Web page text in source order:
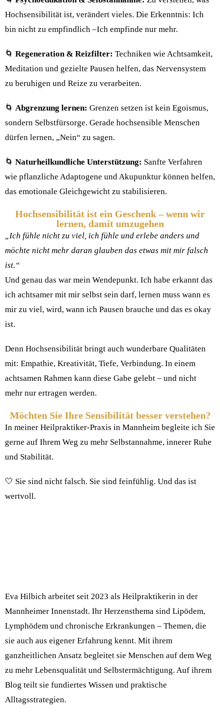
Hochsensibilität ist, verändert vieles. Die Erkenntnis: Ich
bin nicht zu empfindlich –Ich empfinde nur mehr.
🌀 Regeneration & Reizfilter: Techniken wie Achtsamkeit,
Meditation und gezielte Pausen helfen, das Nervensystem
zu beruhigen und Reize zu verarbeiten.
🌀 Abgrenzung lernen: Grenzen setzen ist kein Egoismus,
sondern Selbstfürsorge. Gerade hochsensible Menschen
dürfen lernen, „Nein“ zu sagen.
🌀 Naturheilkundliche Unterstützung: Sanfte Verfahren
wie pflanzliche Adaptogene und Akupunktur können helfen,
das emotionale Gleichgewicht zu stabilisieren.
Hochsensibilität ist ein Geschenk – wenn wir
lernen, damit umzugehen
„Ich fühle nicht zu viel, ich fühle und erlebe anders und
möchte nicht mehr daran glauben das etwas mit mir falsch
ist.“
Und genau das war mein Wendepunkt. Ich habe erkannt das
ich achtsamer mit mir selbst sein darf, lernen muss wann es
mir zu viel, wird, wann ich Pausen brauche und das es okay
ist.
Denn Hochsensibilität bringt auch wunderbare Qualitäten
mit: Empathie, Kreativität, Tiefe, Verbindung. In einem
achtsamen Rahmen kann diese Gabe gelebt – und nicht
mehr nur ertragen werden.
Möchten Sie Ihre Sensibilität besser verstehen?
In meiner Heilpraktiker-Praxis in Mannheim begleite ich Sie
gerne auf Ihrem Weg zu mehr Selbstannahme, innerer Ruhe
und Stabilität.
🤍 Sie sind nicht falsch. Sie sind feinfühlig. Und das ist
wertvoll.
Eva Hilbich arbeitet seit 2023 als Heilpraktikerin in der
Mannheimer Innenstadt. Ihr Herzensthema sind Lipödem,
Lymphödem und chronische Erkrankungen – Themen, die
sie auch aus eigener Erfahrung kennt. Mit ihrem
ganzheitlichen Ansatz begleitet sie Menschen auf dem Weg
zu mehr Lebensqualität und Selbstermächtigung. Auf ihrem
Blog teilt sie fundiertes Wissen und praktische
Alltagsstrategien.